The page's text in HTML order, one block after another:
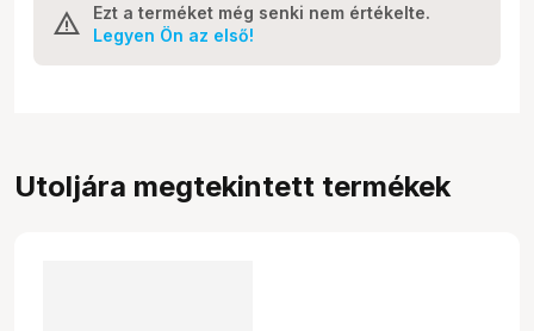
Ezt a terméket még senki nem értékelte.
Legyen Ön az első!
Utoljára megtekintett termékek